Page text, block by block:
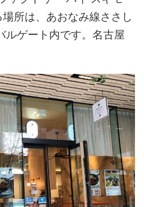
所は、あおなみ線ささし
ルゲート内です。名古屋